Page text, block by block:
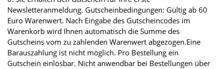
Newsletteranmeldung. Gutscheinbedingungen: Gültig ab 60
Euro Warenwert. Nach Eingabe des Gutscheincodes im
Warenkorb wird Ihnen automatisch die Summe des
Gutscheins vom zu zahlenden Warenwert abgezogen.Eine
Barauszahlung ist nicht möglich. Pro Bestellung ein
Gutschein einlösbar. Nicht anwendbar bei Bestellungen über